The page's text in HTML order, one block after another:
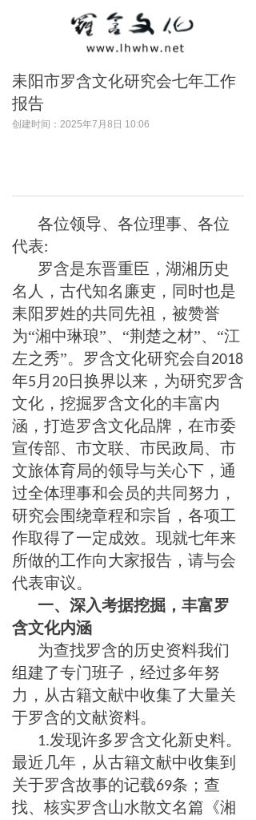
耒阳市罗含文化研究会七年工作
报告
创建时间： 2025年7月8日 10:06
各位领导、各位理事、各位
代表:
罗含是东晋重臣，湖湘历史
名人，古代知名廉吏，同时也是
耒阳罗姓的共同先祖，被赞誉
为“湘中琳琅”、“荆楚之材”、“江
左之秀”。罗含文化研究会自 2018
年5 月 20 日换界以来，为研究罗含
文化，挖掘罗含文化的丰富内
涵，打造罗含文化品牌，在市委
宣传部、市文联、市民政局、市
文旅体育局的领导与关心下，通
过全体理事和会员的共同努力，
研究会围绕章程和宗旨，各项工
作取得了一定成效。现就七年来
所做的工作向大家报告，请与会
代表审议。
一、 深入考据挖掘 ， 丰富罗
含文化内涵
为查找罗含的历史资料我们
组建了专门班子，经过多年努
力，从古籍文献中收集了大量关
于罗含的文献资料。
1.发现许多罗含文化新史料。
最近几年，从古籍文献中收集到
关于罗含故事的记载69条；查
找、核实罗含山水散文名篇《湘